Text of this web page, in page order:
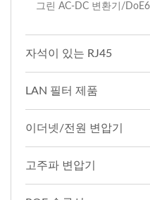
그린 AC-DC 변환기/DoE6
자석이 있는 RJ45
LAN 필터 제품
이더넷/전원 변압기
고주파 변압기